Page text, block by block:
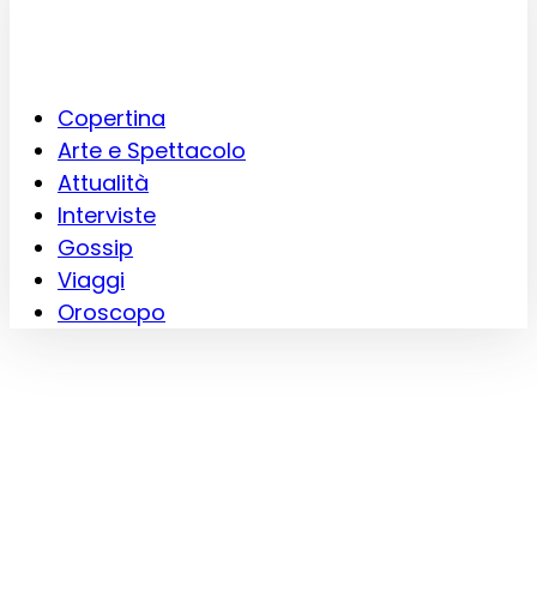
Copertina
Arte e Spettacolo
Attualità
Interviste
Gossip
Viaggi
Oroscopo